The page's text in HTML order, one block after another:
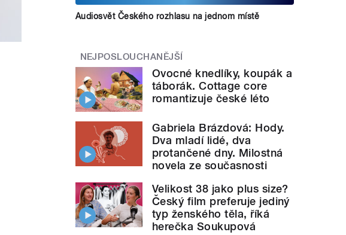
Audiosvět Českého rozhlasu na jednom místě
NEJPOSLOUCHANĚJŠÍ
Ovocné knedlíky, koupák a
táborák. Cottage core
romantizuje české léto
Gabriela Brázdová: Hody.
Dva mladí lidé, dva
protančené dny. Milostná
novela ze současnosti
Velikost 38 jako plus size?
Český film preferuje jediný
typ ženského těla, říká
herečka Soukupová